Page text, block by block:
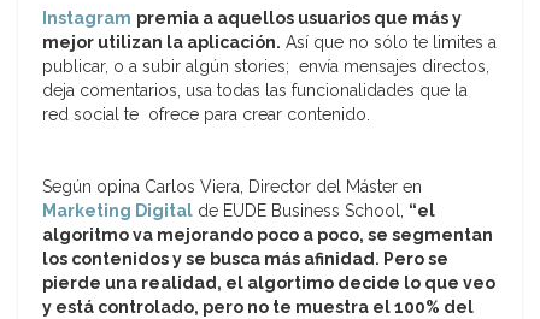
Instagram premia a aquellos usuarios que más y
mejor utilizan la aplicación. Así que no sólo te limites a
publicar, o a subir algún stories; envía mensajes directos,
deja comentarios, usa todas las funcionalidades que la
red social te ofrece para crear contenido.
Según opina Carlos Viera, Director del Máster en
Marketing Digital de EUDE Business School, “el
algoritmo va mejorando poco a poco, se segmentan
los contenidos y se busca más afinidad. Pero se
pierde una realidad, el algortimo decide lo que veo
y está controlado, pero no te muestra el 100% del